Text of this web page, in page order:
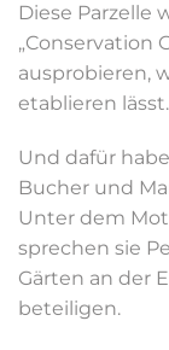
Diese Parzelle
„Conservation
ausprobieren,
etablieren
Und dafür
Bucher und
Unter dem
sprechen sie
Gärten an der
beteiligen.